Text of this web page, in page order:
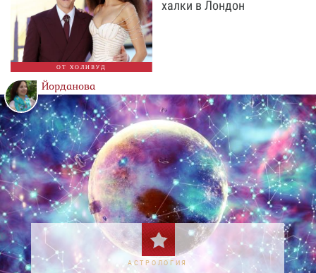
ОТ ХОЛИВУД
халки в Лондон
Йорданова
АСТРОЛОГИЯ